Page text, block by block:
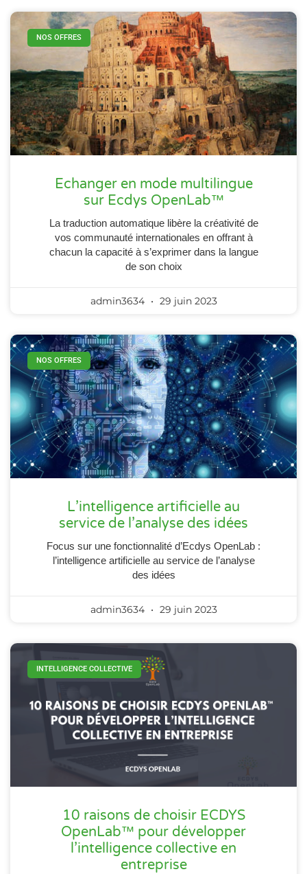
NOS OFFRES
Echanger en mode multilingue
sur Ecdys OpenLab™
La traduction automatique libère la créativité de
vos communauté internationales en offrant à
chacun la capacité à s’exprimer dans la langue
de son choix
admin3634 29 juin 2023
NOS OFFRES
L’intelligence artificielle au
service de l’analyse des idées
Focus sur une fonctionnalité d’Ecdys OpenLab :
l’intelligence artificielle au service de l’analyse
des idées
admin3634 29 juin 2023
INTELLIGENCE COLLECTIVE
10 raisons de choisir ECDYS
OpenLab™ pour développer
l’intelligence collective en
entreprise